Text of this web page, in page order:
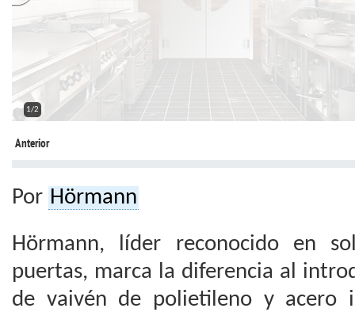
2/2
Anterior
Por Hörmann
Hörmann, líder reconocido en
puertas, marca la diferencia al
de vaivén de polietileno y acero